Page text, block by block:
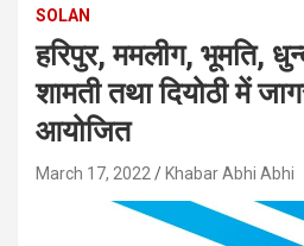
SOLAN
हरिपुर, ममलीग, भूमति,
शामती तथा दियोठी में
आयोजित
March 17, 2022 Khabar Abhi Abhi